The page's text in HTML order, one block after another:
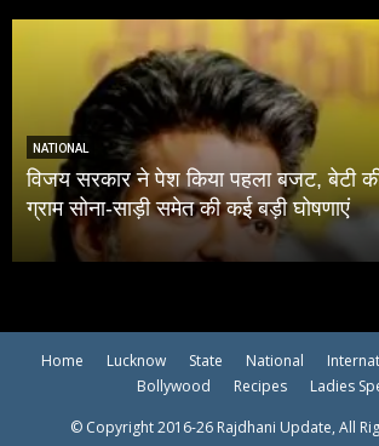
में आठ
NATIONAL
जंतर-मंतर प्रोटेस्‍ट बर्बरता पर
मार्च-प्रदर्शनों में सुरक्षाबलों
Home Lucknow State National
Bollywood
Recipes
Ladies
© Copyright 2016-26 Rajdhani Update, All